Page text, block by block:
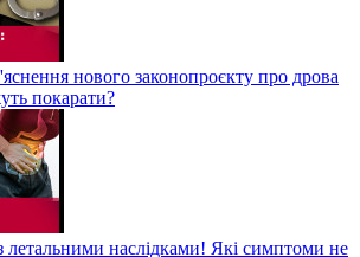
нового законопроєкту про дрова
покарати?
летальними наслідками! Які симптоми не